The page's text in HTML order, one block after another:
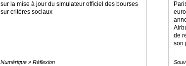
sur la mise à jour du simulateur officiel des bourses
sur critères sociaux
Numérique » Réflexion
de
son